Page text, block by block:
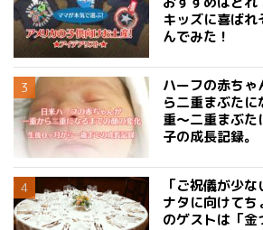
キッズに喜ば
んでみた！
ハーフの赤ちゃ
ら二重まぶた
重〜二重まぶ
子の成長記録。
「ご祝儀が少
ナタに向けて
のゲストは「金